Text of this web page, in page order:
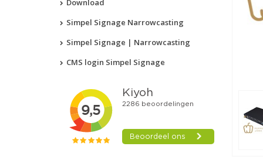
Download
Simpel Signage Narrowcasting
Simpel Signage | Narrowcasting
CMS login Simpel Signage